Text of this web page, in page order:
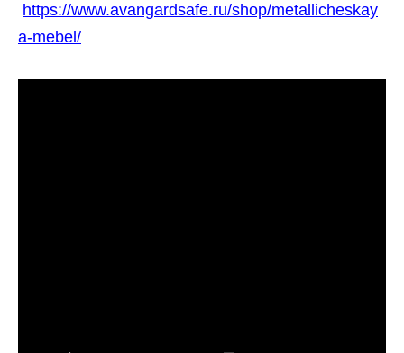
https://www.avangardsafe.ru/shop/metallicheskay
a-mebel/